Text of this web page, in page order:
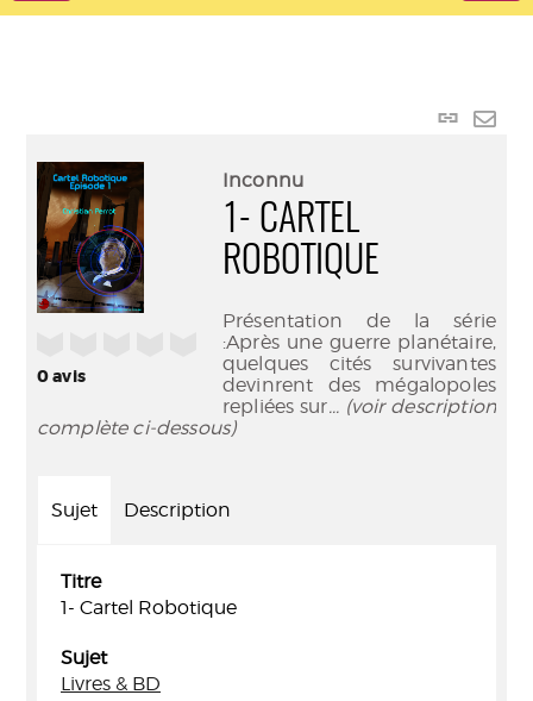
Lien
0avis
Inconnu
1- CARTEL
ROBOTIQUE
Présentation de la série
:Après une guerre planétaire,
quelques cités survivantes
devinrent des mégalopoles
repliées sur... (voir description
complète ci-dessous)
Sujet Description
Titre
1- Cartel Robotique
Sujet
Livres & BD